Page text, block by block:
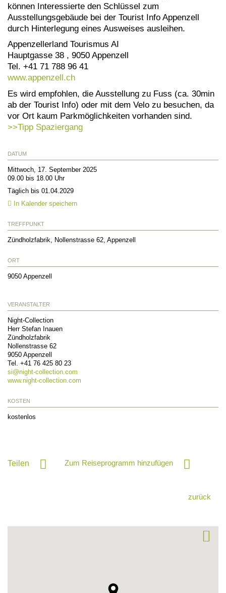
können Interessierte den Schlüssel zum
Ausstellungsgebäude bei der Tourist Info Appenzell
durch Hinterlegung eines Ausweises ausleihen.
Appenzellerland Tourismus AI
Hauptgasse 38 , 9050 Appenzell
Tel. +41 71 788 96 41
www.appenzell.ch
Es wird empfohlen, die Ausstellung zu Fuss (ca. 30min
ab der Tourist Info) oder mit dem Velo zu besuchen, da
vor Ort kaum Parkmöglichkeiten vorhanden sind.
>>Tipp Spaziergang
DATUM
Mittwoch, 17. September 2025
09.00 bis 18.00 Uhr
Täglich bis 01.04.2029
In Kalender speichern
TREFFPUNKT
Zündholzfabrik, Nollenstrasse 62, Appenzell
ORT
9050 Appenzell
VERANSTALTER
Night-Collection
Herr Stefan Inauen
Zündholzfabrik
Nollenstrasse 62
9050 Appenzell
Tel. +41 76 425 80 23
si@night-collection.com
www.night-collection.com
KOSTEN
kostenlos
Teilen Zum Reiseprogramm hinzufügen
zurück